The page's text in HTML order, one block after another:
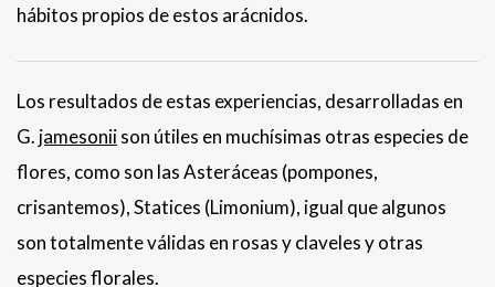
hábitos propios de estos arácnidos.
Los resultados de estas experiencias, desarrolladas en
G. jamesoniison útiles en muchísimas otras especies de
flores, como son las Asteráceas (pompones,
crisantemos), Statices (Limonium), igual que algunos
son totalmente válidas en rosas y claveles y otras
especies florales.